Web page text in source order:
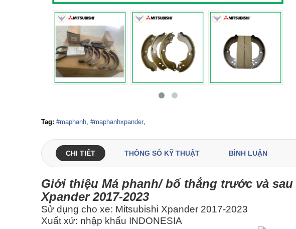
Tag: #maphanh, #maphanhxpander,
CHI TIẾT THÔNG SỐ KỸ THUẬT BÌNH LUẬN
Giới thiệu Má phanh/ bố thắng trước và
Xpander 2017-2023
Sử dụng cho xe: Mitsubishi Xpander 2017-2023
Xuất xứ: nhập khẩu INDONESIA